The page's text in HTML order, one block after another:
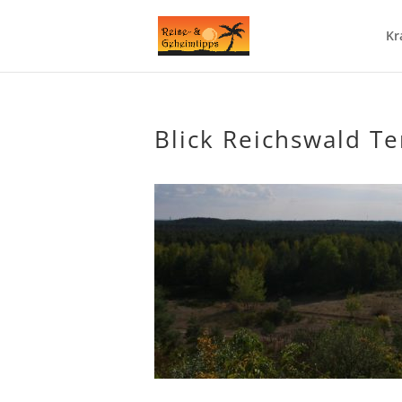
Blick Reichswald